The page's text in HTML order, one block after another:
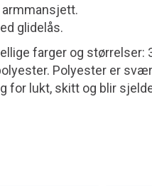
glidelås.
farger og størrelser:
Polyester er
for lukt, skitt og blir